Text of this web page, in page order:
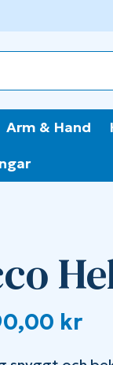
Arm & Hand
kr